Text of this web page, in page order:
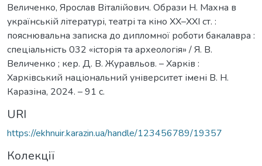
Величенко, Ярослав Віталійович. Образи Н. Махна в
українській літературі, театрі та кіно ХХ–ХХІ ст. :
пояснювальна записка до дипломної роботи бакалавра :
спеціальність 032 «історія та археологія» / Я. В.
Величенко ; кер. Д. В. Журавльов. – Харків :
Харківський національний університет імені В. Н.
Каразіна, 2024. – 91 с.
URI
https://ekhnuir.karazin.ua/handle/123456789/19357
Колекції